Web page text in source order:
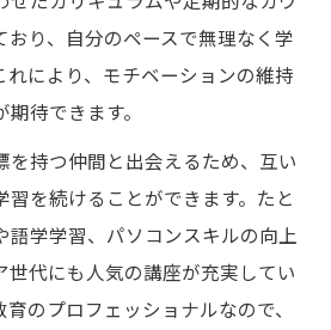
す地域への良い影響とは
まる地域コミュニティの活力
しが地域に与える変化
習い直しで地域が元気に
しで生まれる地域の活性化
おり、自分のペースで無理なく学
れにより、モチベーションの維持
待できます。
を持つ仲間と出会えるため、互い
習を続けることができます。たと
語学学習、パソコンスキルの向上
世代にも人気の講座が充実してい
のプロフェッショナルなので、